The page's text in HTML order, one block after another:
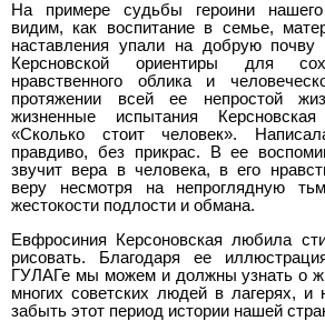
На примере судьбы героини
видим, как воспитание в семье,
наставления упали на добрую
Керсновской ориентиры для
нравственного облика и
протяжении всей ее непростой
жизненные испытания
«Сколько стоит человек».
правдиво, без прикрас. В ее
звучит вера в человека, в его
веру несмотря на непроглядную
жестокости подлости и обмана.
Евфросиния Керсоновская любила
рисовать. Благодаря ее
ГУЛАГе мы можем и должны узнать о
многих советских людей в лагерях, и
забыть этот период истории нашей